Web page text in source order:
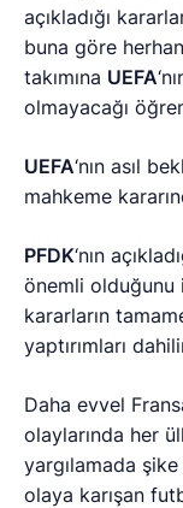
açıkladığı
buna göre
takımına UEFA
olmayacağı
UEFA‘nın asıl
mahkeme
PFDK‘nın
önemli olduğunu
kararların
yaptırımları
Daha evvel
olaylarında her
yargılamada şike
olaya karışan